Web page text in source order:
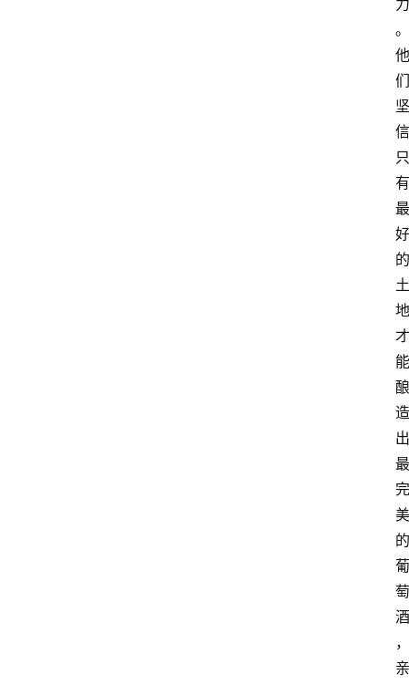
力
。
他
们
坚
信
只
有
最
好
的
土
地
才
能
酿
造
出
最
完
美
的
葡
萄
酒
，
亲